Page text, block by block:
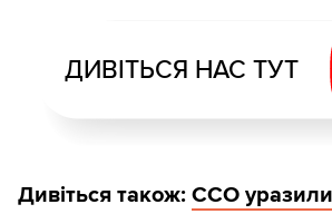
ДИВІТЬСЯ НАС ТУТ
Дивіться також: ССО